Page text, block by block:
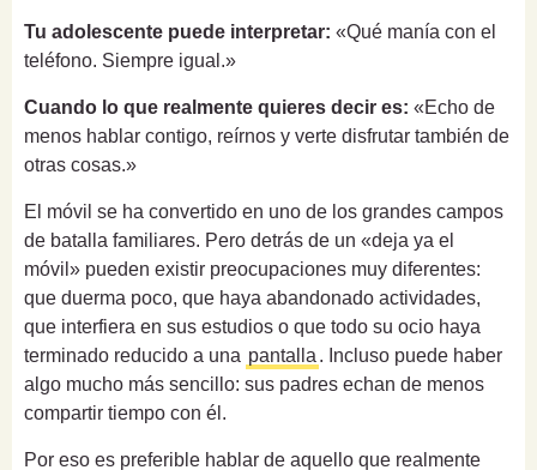
Tu adolescente puede interpretar: «Qué manía con el
teléfono. Siempre igual.»
Cuando lo que realmente quieres decir es: «Echo de
menos hablar contigo, reírnos y verte disfrutar también de
otras cosas.»
El móvil se ha convertido en uno de los grandes campos
de batalla familiares. Pero detrás de un «deja ya el
móvil» pueden existir preocupaciones muy diferentes:
que duerma poco, que haya abandonado actividades,
que interfiera en sus estudios o que todo su ocio haya
terminado reducido a una pantalla . Incluso puede haber
algo mucho más sencillo: sus padres echan de menos
compartir tiempo con él.
Por eso es preferible hablar de aquello que realmente